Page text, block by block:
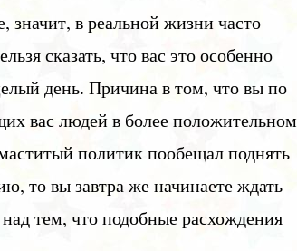
значит, в реальной жизни часто
сказать, что вас это особенно
день. Причина в том, что вы по
вас людей в более положительном
политик пообещал поднять
то вы завтра же начинаете ждать
тем, что подобные расхождения